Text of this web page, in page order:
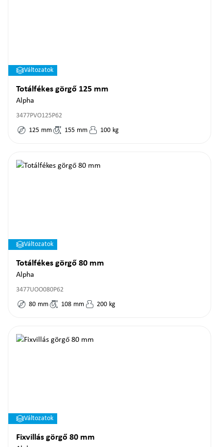
Változatok
Totálfékes görgő 125 mm
Alpha
3477PVO125P62
125 mm 155 mm 100 kg
Változatok
Totálfékes görgő 80 mm
Alpha
3477UOO080P62
80 mm 108 mm 200 kg
Változatok
Fixvillás görgő 80 mm